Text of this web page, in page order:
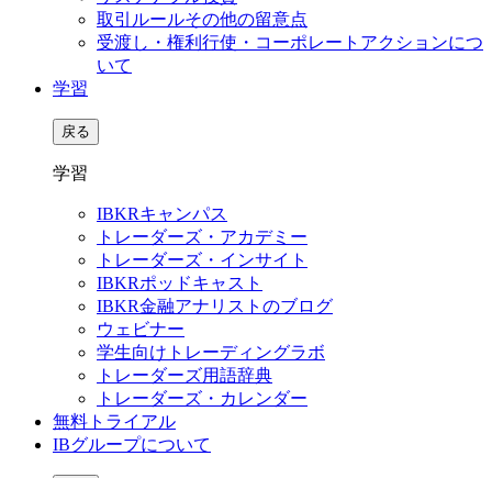
取引ルールその他の留意点
受渡し・権利行使・コーポレートアクションにつ
いて
学習
戻る
学習
IBKRキャンパス
トレーダーズ・アカデミー
トレーダーズ・インサイト
IBKRポッドキャスト
IBKR金融アナリストのブログ
ウェビナー
学生向けトレーディングラボ
トレーダーズ用語辞典
トレーダーズ・カレンダー
無料トライアル
IBグループについて